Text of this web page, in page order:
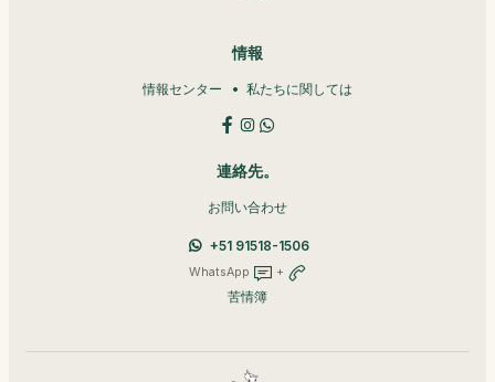
情報
情報センター 私たちに関しては
連絡先。
お問い合わせ
+51 91518-1506
WhatsApp +
苦情簿